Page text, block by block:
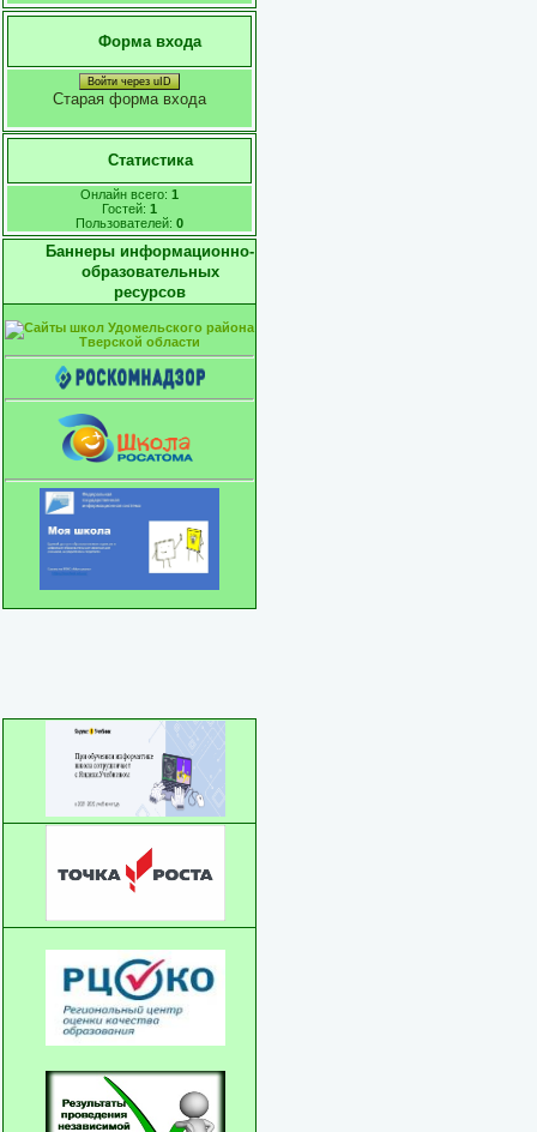
Форма входа
Войти через uID
Старая форма входа
Статистика
Онлайн всего: 1
Гостей: 1
Пользователей: 0
Баннеры информационно-
образовательных
ресурсов